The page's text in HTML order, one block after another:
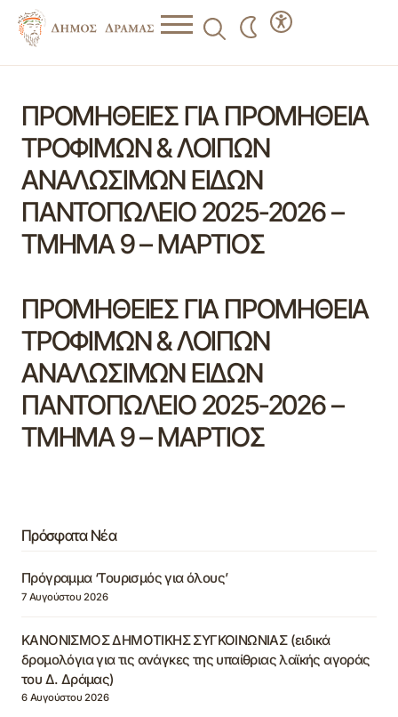
ΠΡΟΜΗΘΕΙΕΣ ΓΙΑ ΠΡΟΜΗΘΕΙΑ
ΤΡΟΦΙΜΩΝ & ΛΟΙΠΩΝ
ΑΝΑΛΩΣΙΜΩΝ ΕΙΔΩΝ
ΠΑΝΤΟΠΩΛΕΙΟ 2025-2026 –
ΤΜΗΜΑ 9 – ΜΑΡΤΙΟΣ
ΠΡΟΜΗΘΕΙΕΣ ΓΙΑ ΠΡΟΜΗΘΕΙΑ
ΤΡΟΦΙΜΩΝ & ΛΟΙΠΩΝ
ΑΝΑΛΩΣΙΜΩΝ ΕΙΔΩΝ
ΠΑΝΤΟΠΩΛΕΙΟ 2025-2026 –
ΤΜΗΜΑ 9 – ΜΑΡΤΙΟΣ
Πρόσφατα Νέα
Πρόγραμμα ‘Τουρισμός για όλους’
7 Αυγούστου 2026
ΚΑΝΟΝΙΣΜΟΣ ΔΗΜΟΤΙΚΗΣ ΣΥΓΚΟΙΝΩΝΙΑΣ (ειδικά
δρομολόγια για τις ανάγκες της υπαίθριας λαϊκής αγοράς
του Δ. Δράμας)
6 Αυγούστου 2026